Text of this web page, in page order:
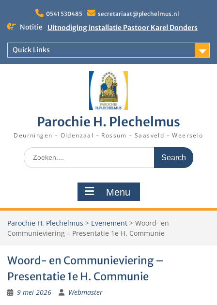
content
0541 530485 secretariaat@plechelmus.nl
Notitie
Uitnodiging installatie Pastoor Karel Donders
Zangdag voor jongeren, tieners en kinderen op
zondag 27 september 2026 in Klooster
Quick Links
Parochie H. Plechelmus
Deurningen – Oldenzaal – Rossum – Saasveld – Weerselo
Search
for:
Menu
Parochie H. Plechelmus > Evenement > Woord- en
Communieviering – Presentatie 1e H. Communie
Woord- en Communieviering –
Presentatie 1e H. Communie
9 mei 2026 Webmaster